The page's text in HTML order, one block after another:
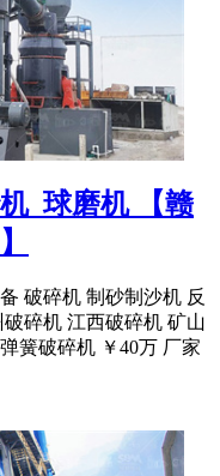
_球磨机 【赣
破碎机 制砂制沙机 反
碎机 江西破碎机 矿山
簧破碎机 ￥40万 厂家